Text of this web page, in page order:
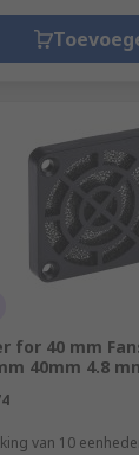
for 40 mm
40mm 4.8
van 10